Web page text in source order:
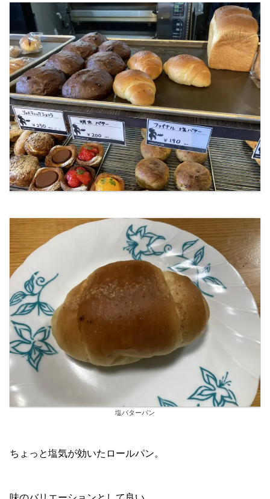
塩バターパン
ちょっと塩気が効いたロールパン。